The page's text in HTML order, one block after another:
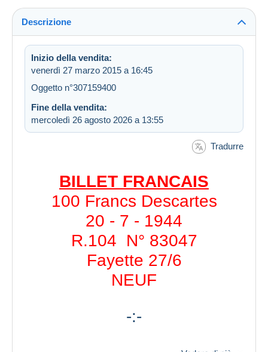
Descrizione
Inizio della vendita:
venerdì 27 marzo 2015 a 16:45
Oggetto n°307159400
Fine della vendita:
mercoledì 26 agosto 2026 a 13:55
Tradurre
BILLET FRANCAIS
100 Francs Descartes
20 - 7 - 1944
R.104 N° 83047
Fayette 27/6
NEUF
-:-